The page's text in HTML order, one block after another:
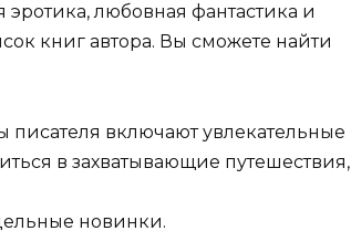
любовная фантастика и
книг автора. Вы сможете найти
включают увлекательные
в захватывающие путешествия,
новинки.